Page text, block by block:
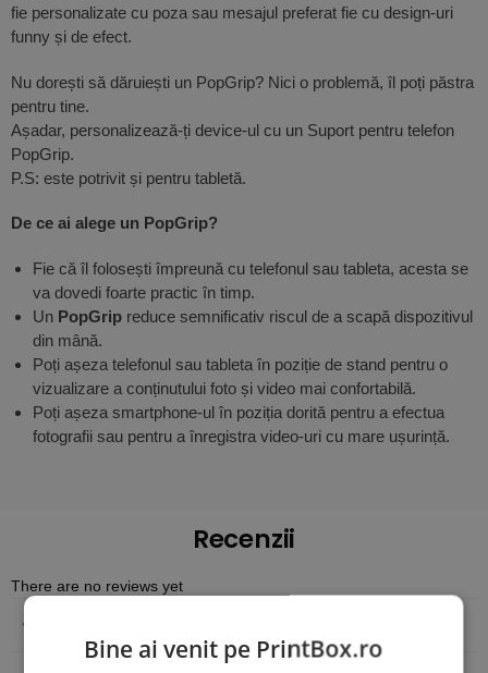
fie personalizate cu poza sau mesajul preferat fie cu design-uri
funny și de efect.
Nu dorești să dăruiești un PopGrip? Nici o problemă, îl poți păstra
pentru tine.
Așadar, personalizează-ți device-ul cu un Suport pentru telefon
PopGrip.
P.S: este potrivit și pentru tabletă.
De ce ai alege un PopGrip?
Fie că îl folosești împreună cu telefonul sau tableta, acesta se
va dovedi foarte practic în timp.
Un PopGrip reduce semnificativ riscul de a scapă dispozitivul
din mână.
Poți așeza telefonul sau tableta în poziție de stand pentru o
vizualizare a conținutului foto și video mai confortabilă.
Poți așeza smartphone-ul în poziția dorită pentru a efectua
fotografii sau pentru a înregistra video-uri cu mare ușurință.
Recenzii
There are no reviews yet
Bine ai venit pe PrintBox.ro